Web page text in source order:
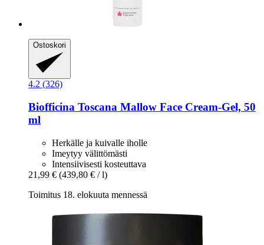
Ostoskori
4.2 (326)
Biofficina Toscana Mallow Face Cream-​Gel, 50
ml
Herkälle ja kuivalle iholle
Imeytyy välittömästi
Intensiivisesti kosteuttava
21,99 € (439,80 € / l)
Toimitus 18. elokuuta mennessä